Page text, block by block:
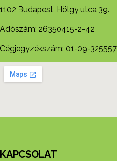
1102 Budapest, Hölgy utca 39.
Adószám: 26350415-2-42
Cégjegyzékszám: 01-09-325557
KAPCSOLAT